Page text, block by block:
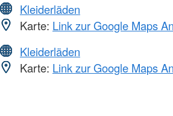
Kleiderläden
Karte: Link zur Google Maps
Kleiderläden
Karte: Link zur Google Maps